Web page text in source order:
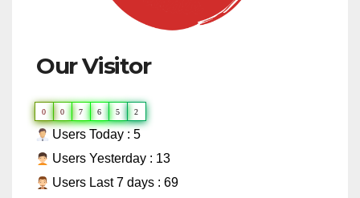
Our Visitor
0 0 7 6 5 2
Users Today : 5
Users Yesterday : 13
Users Last 7 days : 69